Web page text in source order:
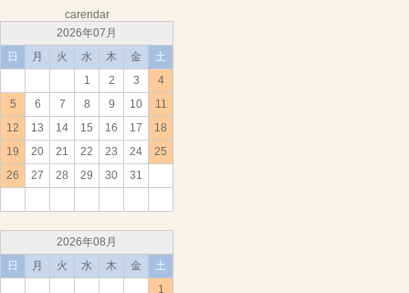
carendar
2026年07月
日
月 火 水 木 金
土
1
2 3
4
5
6 7 8 9 10
11
12
13 14 15 16 17
18
19
20 21 22 23 24
25
26
27 28 29 30 31
2026年08月
日
月 火 水 木 金
土
1